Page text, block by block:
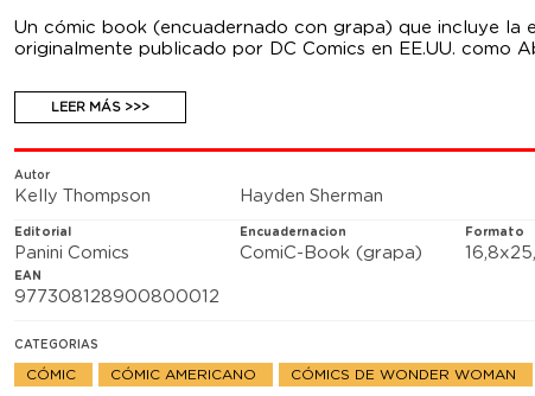
Un cómic book (encuadernado con grapa) que incluye la
originalmente publicado por DC Comics en EE.UU. como
Cuidado con lo que deseas, Wonder Woman, porque
sorprendentes, pero no indeseadas, Diana procede a
LEER MÁS >>>
Autor
Kelly Thompson Hayden Sherman
Editorial
Panini Comics
Encuadernacion
ComiC-Book (grapa)
Formato
EAN
977308128900800012
CATEGORIAS
CÓMIC CÓMIC AMERICANO CÓMICS DE WONDER WOMAN